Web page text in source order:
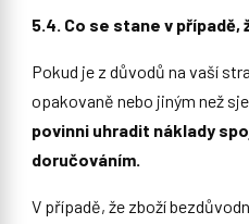
5.4. Co se stane v
Pokud je z důvodů na vaší
opakovaně nebo jiným než
povinni uhradit náklady
doručováním.
V případě, že zboží